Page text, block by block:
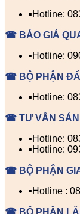
▪️Hotline:
☎ BÁO GIÁ
▪️Hotline:
☎ BỘ PHẬN
▪️Hotline:
☎ TƯ VẤN SẢN
▪️Hotline:
▪️Hotline:
☎ BỘ PHẬN
▪️Hotline :
☎ BỘ PHẬN